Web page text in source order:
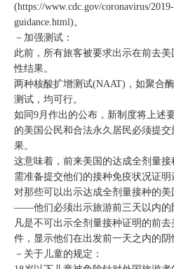
(https://www.cdc.gov/coronavirus/
guidance.html)。
－加强测试：
此前，所有旅客被要求出示在前去
性结果。
两种核酸扩增测试(NAAT)，如聚合
测试，均可行。
如同9月作出的公布，新制度将上述
的美国公民和合法永久居民必须提
果。
这意味着，前来美国的达成全剂量
需准备提交他们的接种免疫状况证明
对那些可以出示达成全剂量接种的
——他们必须出示旅游前三天以内的
凡是不可出示全剂量接种证明的前
件，显示他们在出发前一天之内的阴
－关于儿童的规定：